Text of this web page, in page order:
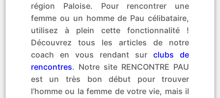
région Paloise. Pour rencontrer une
femme ou un homme de Pau célibataire,
utilisez à plein cette fonctionnalité !
Découvrez tous les articles de notre
coach en vous rendant surclubs de
rencontres. Notre site RENCONTRE PAU
est un très bon début pour trouver
l’homme ou la femme de votre vie, mais il